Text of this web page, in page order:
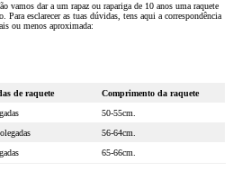
vamos dar a um rapaz ou rapariga de 10 anos uma raquete
Para esclarecer as tuas dúvidas, tens aqui a correspondência
ou menos aproximada:
de raquete
Comprimento da raquete
50-55cm.
56-64cm.
65-66cm.